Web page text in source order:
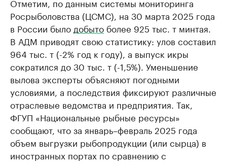
Росрыболовства (ЦСМС), на 30 марта 2025 года
в России было добыто более 925 тыс. т минтая.
В АДМ приводят свою статистику: улов составил
964 тыс. т (-2% год к году), а выпуск икры
сократился до 30 тыс. т (-1,5%). Уменьшение
вылова эксперты объясняют погодными
условиями, а последствия фиксируют различные
отраслевые ведомства и предприятия. Так,
ФГУП «Национальные рыбные ресурсы»
сообщают, что за январь–февраль 2025 года
объем выгрузки рыбопродукции (или сырца) в
иностранных портах по сравнению с